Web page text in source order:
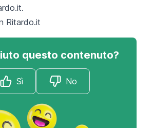
.
Ritardo.it
questo contenuto?
Sì No